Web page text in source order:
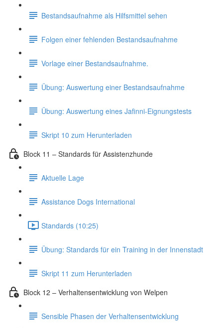
Bestandsaufnahme als Hilfsmittel sehen
Folgen einer fehlenden Bestandsaufnahme
Vorlage einer Bestandsaufnahme.
Übung: Auswertung einer Bestandsaufnahme
Übung: Auswertung eines Jafinni-Eignungstests
Skript 10 zum Herunterladen
Block 11 – Standards für Assistenzhunde
Aktuelle Lage
Assistance Dogs International
Standards (10:25)
Übung: Standards für ein Training in der Innenstadt
Skript 11 zum Herunterladen
Block 12 – Verhaltensentwicklung von Welpen
Sensible Phasen der Verhaltensentwicklung